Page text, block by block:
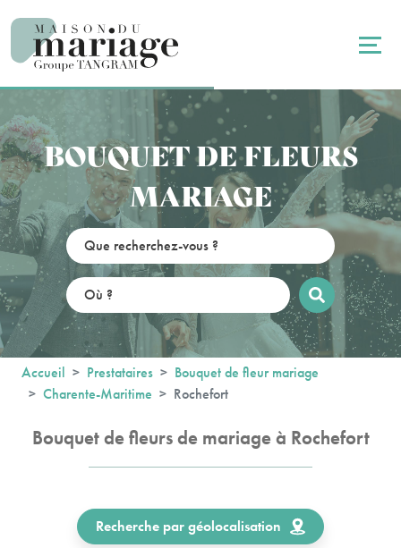
BOUQUET DE FLEURS
MARIAGE
Accueil Prestataires
Bouquet de fleur mariage
Charente-Maritime
Rochefort
Bouquet de fleurs de mariage à Rochefort
Recherche par géolocalisation